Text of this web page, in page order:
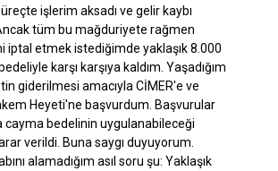
işlerim aksadı ve gelir kaybı
tüm bu mağduriyete rağmen
iptal etmek istediğimde yaklaşık 8.000
karşı karşıya kaldım. Yaşadığım
giderilmesi amacıyla CİMER'e ve
Heyeti'ne başvurdum. Başvurular
cayma bedelinin uygulanabileceği
verildi. Buna saygı duyuyorum.
alamadığım asıl soru şu: Yaklaşık